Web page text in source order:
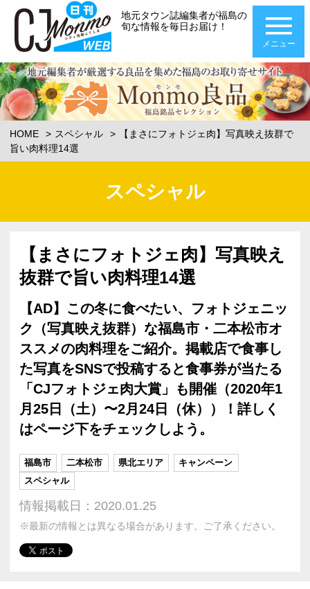
地元タウン誌編集者が福島の
旬な情報を毎日お届け！
メニュー
HOME スペシャル
【まさにフォトジェ肉】写真映え抜群で
旨い肉料理14選
スペシャル
【まさにフォトジェ肉】写真映え
抜群で旨い肉料理14選
【AD】この冬に食べたい、フォトジェニッ
ク（写真映え抜群）な福島市・二本松市オ
ススメの肉料理をご紹介。掲載店で食事し
た写真をSNSで投稿すると食事券が当たる
「CJフォトジェ肉大賞」も開催（2020年1
月25日（土）〜2月24日（休））！詳しく
はページ下をチェックしよう。
福島市 二本松市 県北エリア
キャンペーン
スペシャル
情報掲載日：2020.01.25
※最新の情報とは異なる場合があります。ご了承ください。